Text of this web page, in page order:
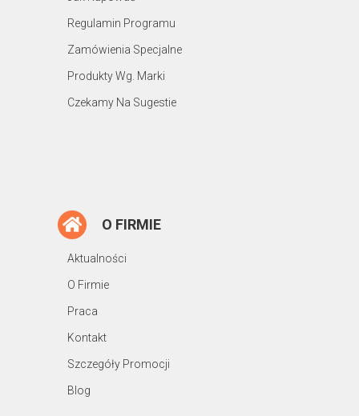
Regulamin Programu
Zamówienia Specjalne
Produkty Wg. Marki
Czekamy Na Sugestie
O FIRMIE
Aktualności
O Firmie
Praca
Kontakt
Szczegóły Promocji
Blog